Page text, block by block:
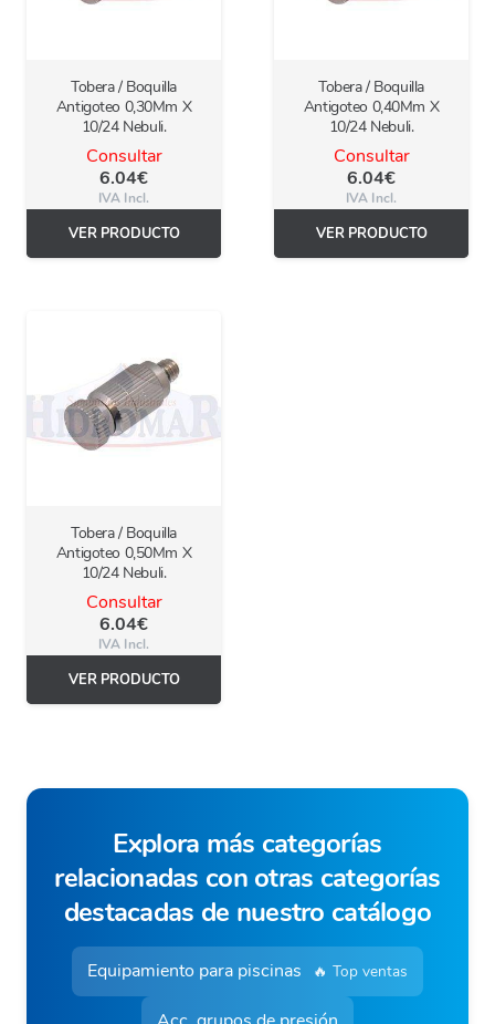
Tobera / Boquilla
Antigoteo 0,30Mm X
10/24 Nebuli.
Consultar
6.04€
IVA Incl.
VER PRODUCTO
Tobera / Boquilla
Antigoteo 0,40Mm X
10/24 Nebuli.
Consultar
6.04€
IVA Incl.
VER PRODUCTO
Tobera / Boquilla
Antigoteo 0,50Mm X
10/24 Nebuli.
Consultar
6.04€
IVA Incl.
VER PRODUCTO
Explora más categorías
relacionadas con otras categorías
destacadas de nuestro catálogo
Equipamiento para piscinas 🔥 Top ventas